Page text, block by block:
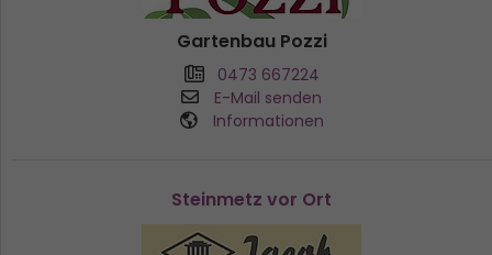
Gartenbau Pozzi
0473 667224
E-Mail senden
Informationen
Steinmetz vor Ort